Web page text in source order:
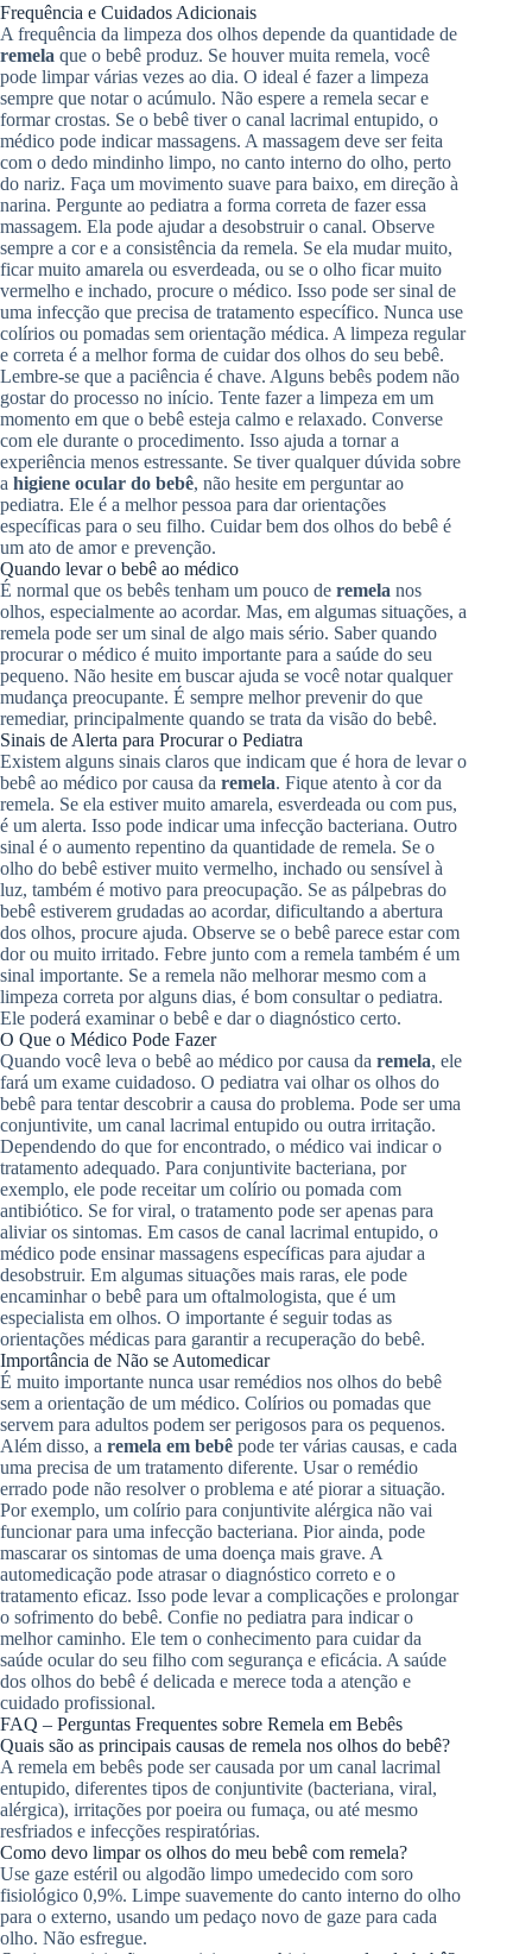
Frequência e Cuidados Adicionais
A frequência da limpeza dos olhos depende da quantidade de
remela que o bebê produz. Se houver muita remela, você
pode limpar várias vezes ao dia. O ideal é fazer a limpeza
sempre que notar o acúmulo. Não espere a remela secar e
formar crostas. Se o bebê tiver o canal lacrimal entupido, o
médico pode indicar massagens. A massagem deve ser feita
com o dedo mindinho limpo, no canto interno do olho, perto
do nariz. Faça um movimento suave para baixo, em direção à
narina. Pergunte ao pediatra a forma correta de fazer essa
massagem. Ela pode ajudar a desobstruir o canal. Observe
sempre a cor e a consistência da remela. Se ela mudar muito,
ficar muito amarela ou esverdeada, ou se o olho ficar muito
vermelho e inchado, procure o médico. Isso pode ser sinal de
uma infecção que precisa de tratamento específico. Nunca use
colírios ou pomadas sem orientação médica. A limpeza regular
e correta é a melhor forma de cuidar dos olhos do seu bebê.
Lembre-se que a paciência é chave. Alguns bebês podem não
gostar do processo no início. Tente fazer a limpeza em um
momento em que o bebê esteja calmo e relaxado. Converse
com ele durante o procedimento. Isso ajuda a tornar a
experiência menos estressante. Se tiver qualquer dúvida sobre
a higiene ocular do bebê, não hesite em perguntar ao
pediatra. Ele é a melhor pessoa para dar orientações
específicas para o seu filho. Cuidar bem dos olhos do bebê é
um ato de amor e prevenção.
Quando levar o bebê ao médico
É normal que os bebês tenham um pouco de remela nos
olhos, especialmente ao acordar. Mas, em algumas situações, a
remela pode ser um sinal de algo mais sério. Saber quando
procurar o médico é muito importante para a saúde do seu
pequeno. Não hesite em buscar ajuda se você notar qualquer
mudança preocupante. É sempre melhor prevenir do que
remediar, principalmente quando se trata da visão do bebê.
Sinais de Alerta para Procurar o Pediatra
Existem alguns sinais claros que indicam que é hora de levar o
bebê ao médico por causa da remela. Fique atento à cor da
remela. Se ela estiver muito amarela, esverdeada ou com pus,
é um alerta. Isso pode indicar uma infecção bacteriana. Outro
sinal é o aumento repentino da quantidade de remela. Se o
olho do bebê estiver muito vermelho, inchado ou sensível à
luz, também é motivo para preocupação. Se as pálpebras do
bebê estiverem grudadas ao acordar, dificultando a abertura
dos olhos, procure ajuda. Observe se o bebê parece estar com
dor ou muito irritado. Febre junto com a remela também é um
sinal importante. Se a remela não melhorar mesmo com a
limpeza correta por alguns dias, é bom consultar o pediatra.
Ele poderá examinar o bebê e dar o diagnóstico certo.
O Que o Médico Pode Fazer
Quando você leva o bebê ao médico por causa da remela, ele
fará um exame cuidadoso. O pediatra vai olhar os olhos do
bebê para tentar descobrir a causa do problema. Pode ser uma
conjuntivite, um canal lacrimal entupido ou outra irritação.
Dependendo do que for encontrado, o médico vai indicar o
tratamento adequado. Para conjuntivite bacteriana, por
exemplo, ele pode receitar um colírio ou pomada com
antibiótico. Se for viral, o tratamento pode ser apenas para
aliviar os sintomas. Em casos de canal lacrimal entupido, o
médico pode ensinar massagens específicas para ajudar a
desobstruir. Em algumas situações mais raras, ele pode
encaminhar o bebê para um oftalmologista, que é um
especialista em olhos. O importante é seguir todas as
orientações médicas para garantir a recuperação do bebê.
Importância de Não se Automedicar
É muito importante nunca usar remédios nos olhos do bebê
sem a orientação de um médico. Colírios ou pomadas que
servem para adultos podem ser perigosos para os pequenos.
Além disso, a remela em bebê pode ter várias causas, e cada
uma precisa de um tratamento diferente. Usar o remédio
errado pode não resolver o problema e até piorar a situação.
Por exemplo, um colírio para conjuntivite alérgica não vai
funcionar para uma infecção bacteriana. Pior ainda, pode
mascarar os sintomas de uma doença mais grave. A
automedicação pode atrasar o diagnóstico correto e o
tratamento eficaz. Isso pode levar a complicações e prolongar
o sofrimento do bebê. Confie no pediatra para indicar o
melhor caminho. Ele tem o conhecimento para cuidar da
saúde ocular do seu filho com segurança e eficácia. A saúde
dos olhos do bebê é delicada e merece toda a atenção e
cuidado profissional.
FAQ – Perguntas Frequentes sobre Remela em Bebês
Quais são as principais causas de remela nos olhos do bebê?
A remela em bebês pode ser causada por um canal lacrimal
entupido, diferentes tipos de conjuntivite (bacteriana, viral,
alérgica), irritações por poeira ou fumaça, ou até mesmo
resfriados e infecções respiratórias.
Como devo limpar os olhos do meu bebê com remela?
Use gaze estéril ou algodão limpo umedecido com soro
fisiológico 0,9%. Limpe suavemente do canto interno do olho
para o externo, usando um pedaço novo de gaze para cada
olho. Não esfregue.